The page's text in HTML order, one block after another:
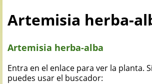
Artemisia herba-
Artemisia herba-alba
Entra en el enlace para ver la planta.
puedes usar el buscador: